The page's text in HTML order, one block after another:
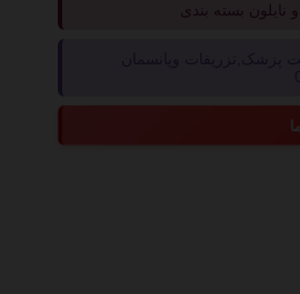
نایلون بسته بندی